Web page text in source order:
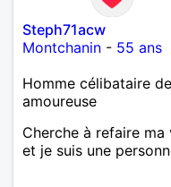
Steph71acw
Montchanin - 55 ans
Homme célibataire
amoureuse
Cherche à refaire
et je suis une